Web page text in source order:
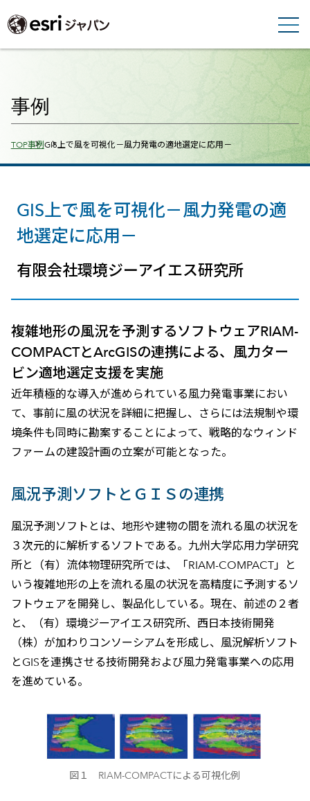
事例
Breadcrumbs
TOP事例GIS上で風を可視化－風力発電の適地選定に応用－
GIS上で風を可視化－風力発電の適
地選定に応用－
有限会社環境ジーアイエス研究所
複雑地形の風況を予測するソフトウェアRIAM-
COMPACTとArcGISの連携による、風力ター
ビン適地選定支援を実施
近年積極的な導入が進められている風力発電事業におい
て、事前に風の状況を詳細に把握し、さらには法規制や環
境条件も同時に勘案することによって、戦略的なウィンド
ファームの建設計画の立案が可能となった。
風況予測ソフトとＧＩＳの連携
風況予測ソフトとは、地形や建物の間を流れる風の状況を
３次元的に解析するソフトである。九州大学応用力学研究
所と（有）流体物理研究所では、「RIAM-COMPACT」と
いう複雑地形の上を流れる風の状況を高精度に予測するソ
フトウェアを開発し、製品化している。現在、前述の２者
と、（有）環境ジーアイエス研究所、西日本技術開発
（株）が加わりコンソーシアムを形成し、風況解析ソフト
とGISを連携させる技術開発および風力発電事業への応用
を進めている。
図１ RIAM-COMPACTによる可視化例